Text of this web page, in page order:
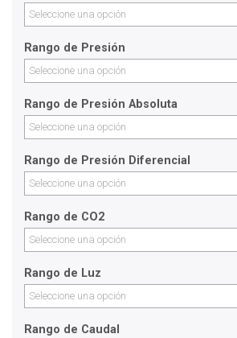
Seleccione una opción
Rango de Presión
Seleccione una opción
Rango de Presión Absoluta
Seleccione una opción
Rango de Presión Diferencial
Seleccione una opción
Rango de CO2
Seleccione una opción
Rango de Luz
Seleccione una opción
Rango de Caudal